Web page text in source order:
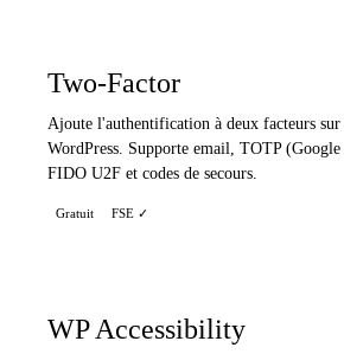
Two-Factor
Ajoute l'authentification à deux facteurs sur
WordPress. Supporte email, TOTP
FIDO U2F et codes de secours.
Gratuit FSE ✓
WP Accessibility